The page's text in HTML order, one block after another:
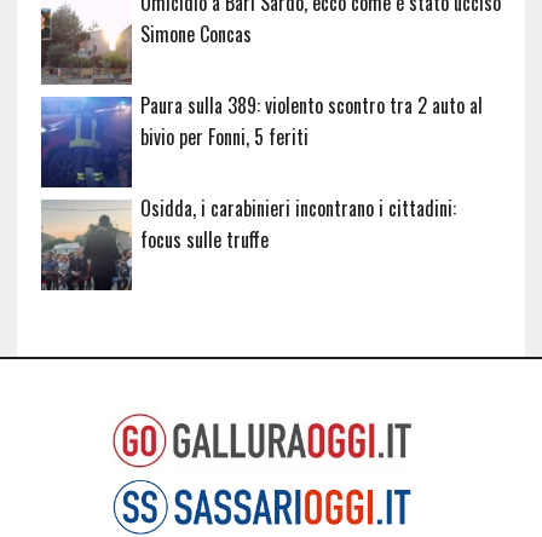
Simone Concas
Paura sulla 389: violento scontro tra 2 auto al
bivio per Fonni, 5 feriti
Osidda, i carabinieri incontrano i cittadini:
focus sulle truffe